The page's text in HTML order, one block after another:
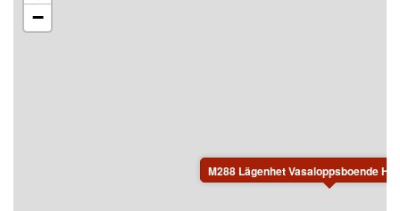
M288 Lägenhet Vasaloppsboende
−